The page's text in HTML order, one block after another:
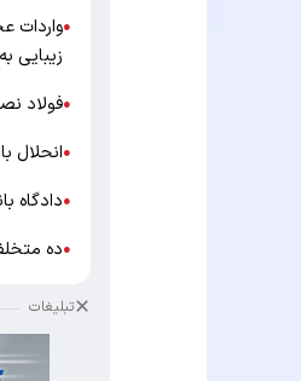
●واردات
زیبایی
●فولاد
●انحلال
●دادگاه
●ده
تبلیغات